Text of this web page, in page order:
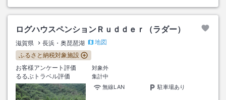
ログハウスペンションＲｕｄｄｅｒ（ラダー）
滋賀県 長浜・奥琵琶湖
地図
ふるさと納税対象施設
お客様アンケート評価
対象外
るるぶトラベル評価
集計中
無線LAN
駐車場あり